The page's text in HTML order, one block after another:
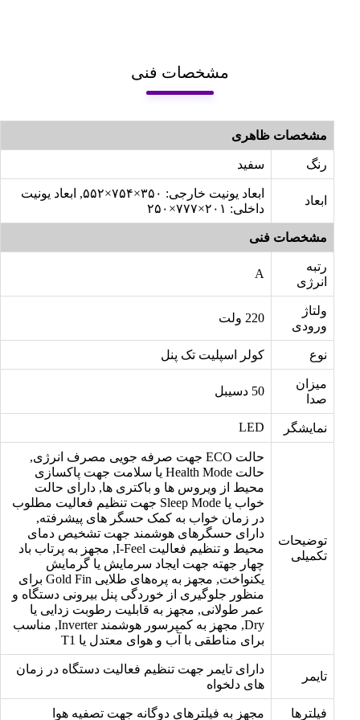
مشخصات فنی
مشخصات ظاهری
رنگ سفید
ابعاد
ابعاد یونیت خارجی: ۳۵۰×۷۵۴×۵۵۲, ابعاد یونیت
داخلی: ۲۰۱×۷۷۷×۲۵۰
مشخصات فنی
رتبه
انرژی
A
ولتاژ
ورودی
220 ولت
نوع کولر اسپلیت تک پنل
میزان
صدا
50 دسیبل
نمایشگر LED
توضیحات
تکمیلی
حالت ECO جهت صرفه جویی مصرف انرژی,
حالت Health Mode یا سلامت جهت پاکسازی
محیط از ویروس ها و باکتری ها, دارای حالت
خواب یا Sleep Mode جهت تنظیم فعالیت مطلوب
در زمان خواب به کمک حسگر های پیشرفته,
دارای حسگرهای هوشمند جهت تشخیص دمای
محیط و تنظیم فعالیت I-Feel, مجهز به پرتاب باد
چهار جهته جهت ایجاد سرمایش یا گرمایش
یکنواخت, مجهز به پره‌های طلایی Gold Fin برای
منظور جلوگیری از خوردگی پنل بیرونی دستگاه و
عمر طولانی, مجهز به قابلیت رطوبت زدایی یا
Dry, مجهز به کمپرسور هوشمند Inverter, مناسب
برای مناطقی با آب و هوای معتدل یا T1
تایمر
دارای تایمر جهت تنظیم فعالیت دستگاه در زمان
های دلخواه
فیلترها مجهز به فیلترهای دوگانه جهت تصفیه هوا